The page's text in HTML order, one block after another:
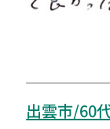
出雲市/60